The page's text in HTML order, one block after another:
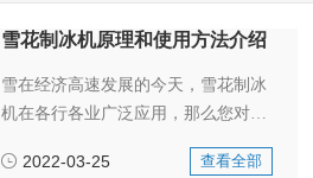
雪花制冰机原理和使用方法介绍
雪在经济高速发展的今天，雪花制冰
机在各行各业广泛应用，那么您对雪
下：雪花制冰机是一种将水经由全自
2022-03-25 查看全部